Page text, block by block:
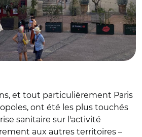
et tout particulièrement Paris
ont été les plus touchés
sanitaire sur l'activité
aux autres territoires –